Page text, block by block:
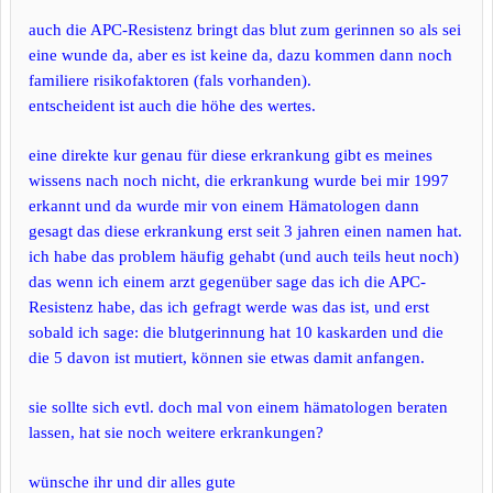
auch die APC-Resistenz bringt das blut zum gerinnen so als sei
eine wunde da, aber es ist keine da, dazu kommen dann noch
familiere risikofaktoren (fals vorhanden).
entscheident ist auch die höhe des wertes.
eine direkte kur genau für diese erkrankung gibt es meines
wissens nach noch nicht, die erkrankung wurde bei mir 1997
erkannt und da wurde mir von einem Hämatologen dann
gesagt das diese erkrankung erst seit 3 jahren einen namen hat.
ich habe das problem häufig gehabt (und auch teils heut noch)
das wenn ich einem arzt gegenüber sage das ich die APC-
Resistenz habe, das ich gefragt werde was das ist, und erst
sobald ich sage: die blutgerinnung hat 10 kaskarden und die
die 5 davon ist mutiert, können sie etwas damit anfangen.
sie sollte sich evtl. doch mal von einem hämatologen beraten
lassen, hat sie noch weitere erkrankungen?
wünsche ihr und dir alles gute